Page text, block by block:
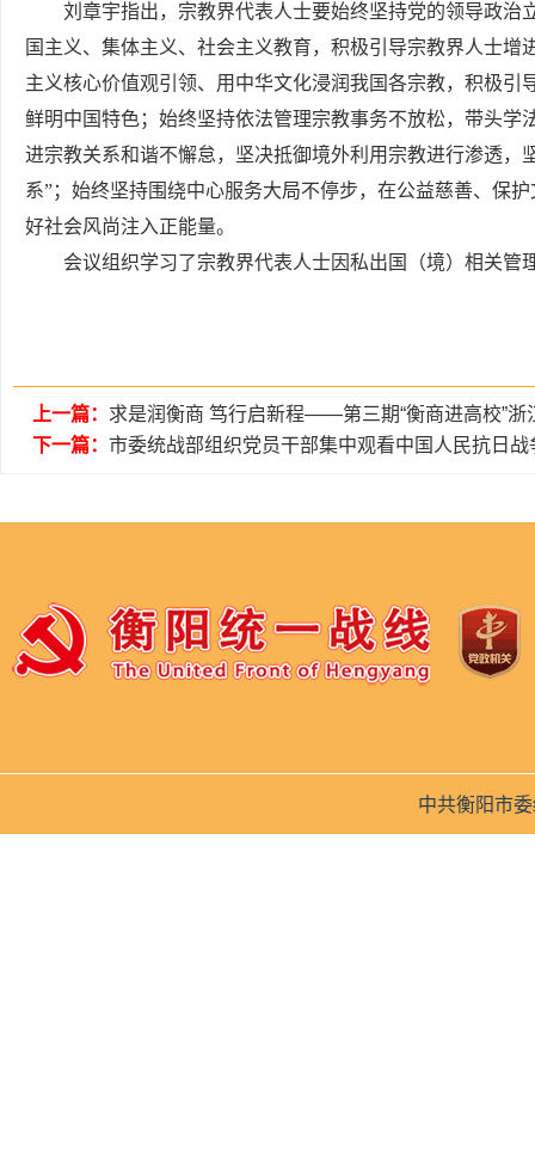
刘章宇指出，宗教界代表人士要始终坚持党的领导政治
国主义、集体主义、社会主义教育，积极引导宗教界人士
主义核心价值观引领、用中华文化浸润我国各宗教，积极
鲜明中国特色；始终坚持依法管理宗教事务不放松，带头
进宗教关系和谐不懈怠，坚决抵御境外利用宗教进行渗透
系”；始终坚持围绕中心服务大局不停步，在公益慈善、保
好社会风尚注入正能量。
会议组织学习了宗教界代表人士因私出国（境）相关
上一篇： 求是润衡商 笃行启新程——第三期“衡商进高校”浙
下一篇： 市委统战部组织党员干部集中观看中国人民抗日
中共衡阳市